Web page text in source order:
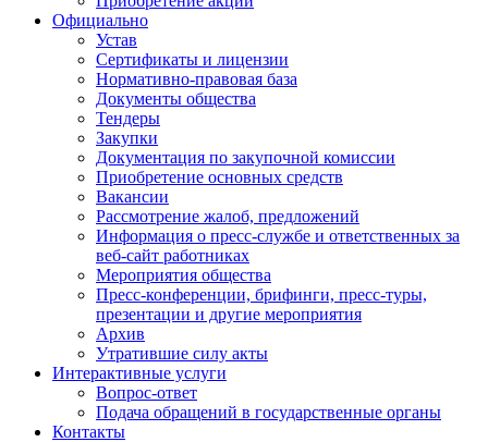
Официально
Устав
Сертификаты и лицензии
Нормативно-правовая база
Документы общества
Тендеры
Закупки
Документация по закупочной комиссии
Приобретение основных средств
Вакансии
Рассмотрение жалоб, предложений
Информация о пресс-службе и ответственных за
веб-сайт работниках
Мероприятия общества
Пресс-конференции, брифинги, пресс-туры,
презентации и другие мероприятия
Архив
Утратившие силу акты
Интерактивные услуги
Вопрос-ответ
Подача обращений в государственные органы
Контакты